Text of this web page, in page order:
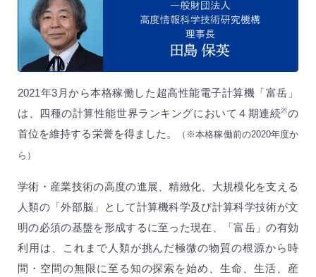
2021年3月から本格稼働した超高性能電子計算機「富岳」
は、四種の計算性能世界ランキングにおいて４期連続※の
首位を維持する栄誉を得ました。
（※本格稼働前の2020年度か
ら）
学術・産業技術の高度の進展、精緻化、大規模化を支える
人類の「外部脳」として計算機科学及び計算科学技術が文
明の必須の基盤を形成するに至った現在、「富岳」の有効
利用は、これまで人類が挑んだ極微の物質の根源から時
間・空間の無限に至る知の探索を始め、生命、生活、産